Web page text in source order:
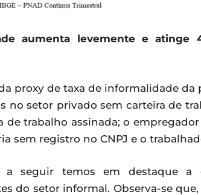
aumenta levemente e atinge
proxy de taxa de informalidade da
no setor privado sem carteira de
de trabalho assinada; o
sem registro no CNPJ e o
a seguir temos em destaque a
do setor informal. Observa-se